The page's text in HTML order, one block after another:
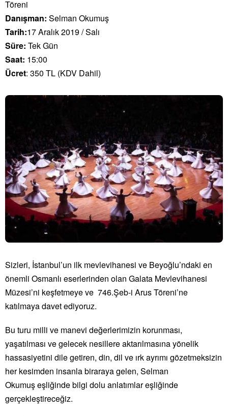
Töreni
Danışman: Selman Okumuş
Tarih:17 Aralık 2019 / Salı
Süre: Tek Gün
Saat: 15:00
Ücret: 350 TL (KDV Dahil)
Sizleri, İstanbul’un ilk mevlevihanesi ve Beyoğlu’ndaki en
önemli Osmanlı eserlerinden olan Galata Mevlevihanesi
Müzesi’ni keşfetmeye ve 746.Şeb-i Arus Töreni’ne
katılmaya davet ediyoruz.
Bu turu milli ve manevi değerlerimizin korunması,
yaşatılması ve gelecek nesillere aktarılmasına yönelik
hassasiyetini dile getiren, din, dil ve ırk ayrımı gözetmeksizin
her kesimden insanla biraraya gelen, Selman
Okumuş eşliğinde bilgi dolu anlatımlar eşliğinde
gerçekleştireceğiz.